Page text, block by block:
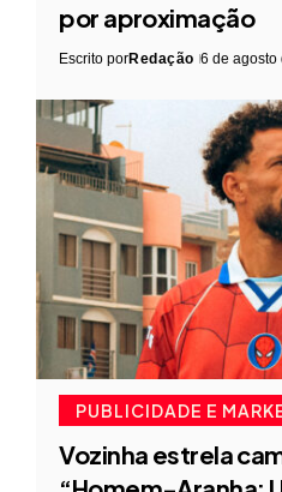
por aproximação
Escrito porRedação 6 de agosto
PUBLICIDADE E
Vozinha estrela